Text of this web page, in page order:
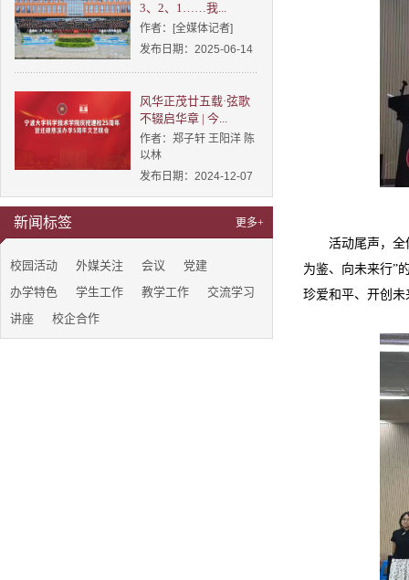
3、2、1……我...
作者：[全媒体记者]
发布日期：2025-06-14
风华正茂廿五载·弦歌
不辍启华章 | 今...
作者：郑子轩 王阳洋 陈
以林
发布日期：2024-12-07
新闻标签 更多+
校园活动 外媒关注 会议
党建
办学特色
学生工作 教学工作
交流学习
讲座
校企合作
活动尾声，全
为鉴、向未来行”
珍爱和平、开创